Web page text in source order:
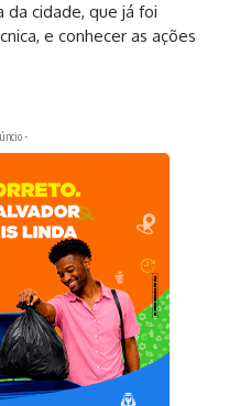
da cidade, que já foi
e conhecer as ações
-